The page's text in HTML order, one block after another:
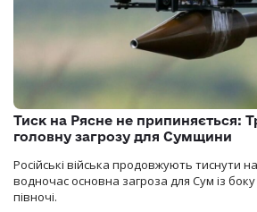
Тиск на Рясне не припиняється:
головну загрозу для Сумщини
Російські війська продовжують тиснути
водночас основна загроза для Сум із
півночі.